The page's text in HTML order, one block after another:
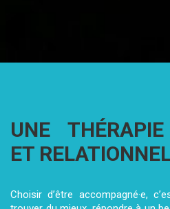
UNE
ET
Choisir d’être accompagné·e,